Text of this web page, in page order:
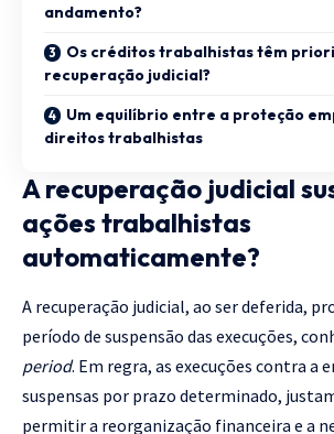
andamento?
Os créditos trabalhistas têm
recuperação judicial?
Um equilíbrio entre a proteção
direitos trabalhistas
A recuperação judicial
ações trabalhistas
automaticamente?
A recuperação judicial, ao ser deferida,
período de suspensão das execuções,
period. Em regra, as execuções contra a
suspensas por prazo determinado,
permitir a reorganização financeira e a